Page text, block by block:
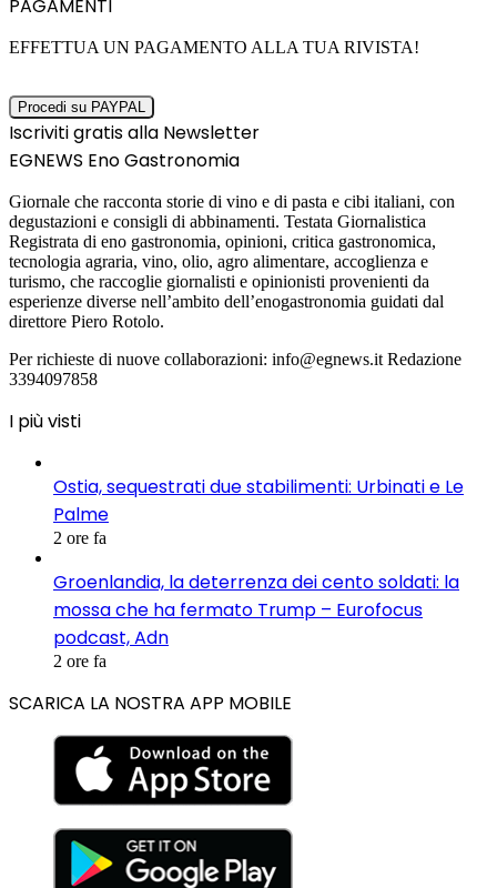
PAGAMENTI
EFFETTUA UN PAGAMENTO ALLA TUA RIVISTA!
Iscriviti gratis alla Newsletter
EGNEWS Eno Gastronomia
Giornale che racconta storie di vino e di pasta e cibi italiani, con
degustazioni e consigli di abbinamenti. Testata Giornalistica
Registrata di eno gastronomia, opinioni, critica gastronomica,
tecnologia agraria, vino, olio, agro alimentare, accoglienza e
turismo, che raccoglie giornalisti e opinionisti provenienti da
esperienze diverse nell’ambito dell’enogastronomia guidati dal
direttore Piero Rotolo.
Per richieste di nuove collaborazioni: info@egnews.it Redazione
3394097858
I più visti
Ostia, sequestrati due stabilimenti: Urbinati e Le
Palme
2 ore fa
Groenlandia, la deterrenza dei cento soldati: la
mossa che ha fermato Trump – Eurofocus
podcast, Adn
2 ore fa
SCARICA LA NOSTRA APP MOBILE